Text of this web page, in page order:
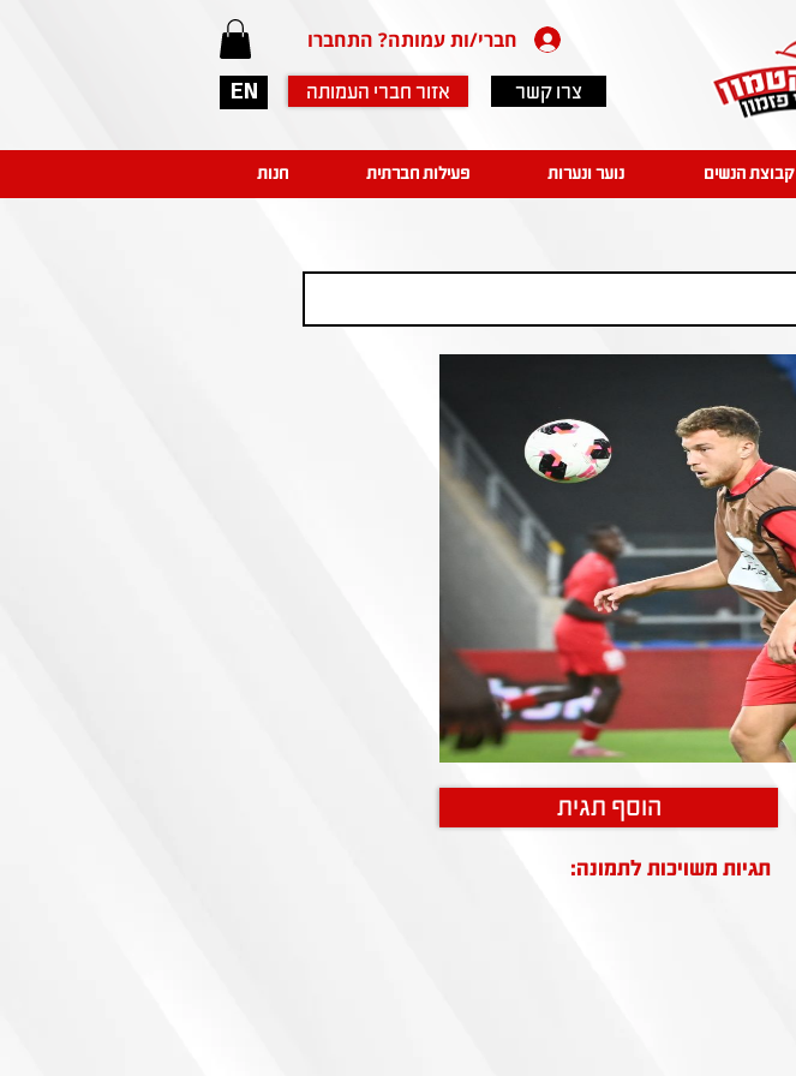
EN
חברי/ות עמותה? התחברו
אזור חברי העמותה צרו קשר
קבוצת הנשים נוער ונערות פעילות חברתית חנות
הוסף תגית
תגיות משויכות לתמונה: